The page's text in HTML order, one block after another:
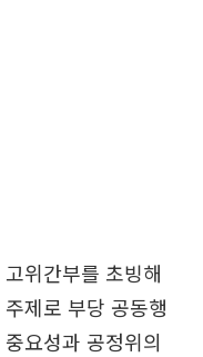
위간부를 초빙해
제로 부당 공동행
요성과 공정위의